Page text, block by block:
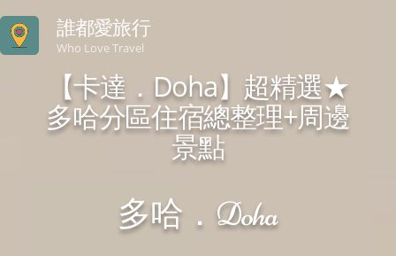
誰都愛旅行
Who Love Travel
【卡達．Doha】超精選★
多哈分區住宿總整理+周邊
景點
多哈．Doha